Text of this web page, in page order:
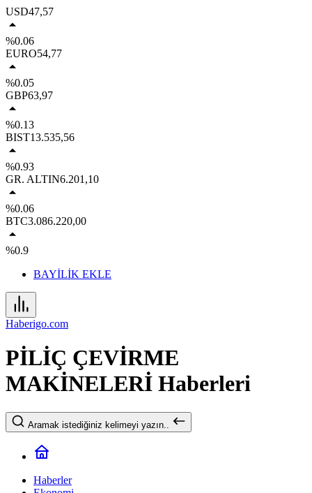
USD47,57
%0.06
EURO54,77
%0.05
GBP63,97
%0.13
BIST13.535,56
%0.93
GR. ALTIN6.201,10
%0.06
BTC3.086.220,00
%0.9
BAYİLİK EKLE
Haberigo.com
PİLİÇ ÇEVİRME
MAKİNELERİ Haberleri
Aramak istediğiniz kelimeyi yazın..
Haberler